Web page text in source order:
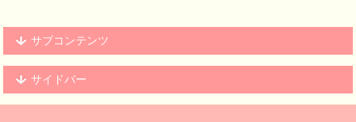
サブコンテンツ
サイドバー